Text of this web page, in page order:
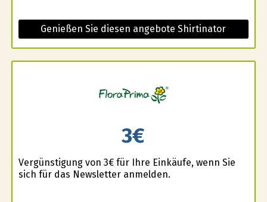
Genießen Sie diesen angebote Shirtinator
3€
Vergünstigung von 3€ für Ihre Einkäufe, wenn Sie
sich für das Newsletter anmelden.